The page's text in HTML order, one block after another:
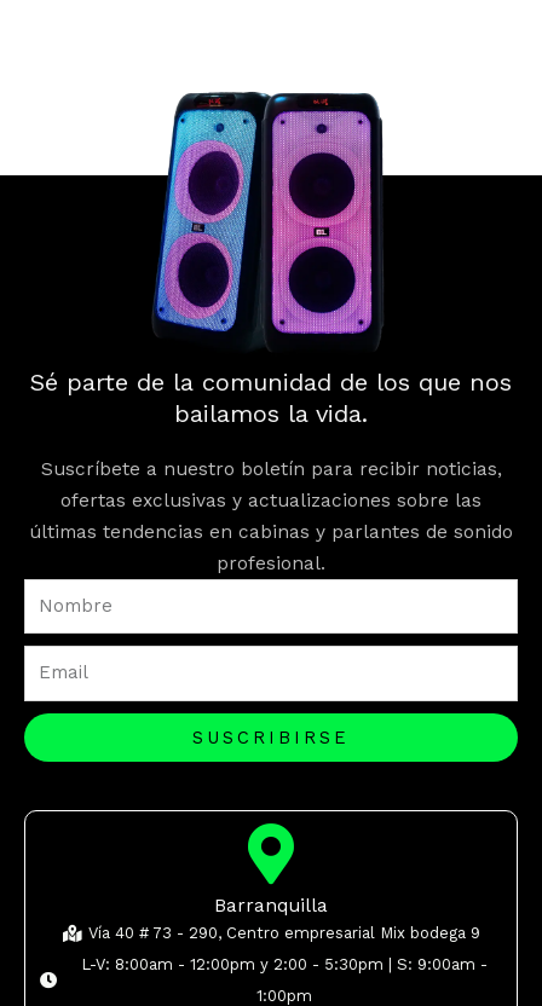
Sé parte de la comunidad de los que nos
bailamos la vida.
Suscríbete a nuestro boletín para recibir noticias,
ofertas exclusivas y actualizaciones sobre las
últimas tendencias en cabinas y parlantes de sonido
profesional.
SUSCRIBIRSE
Barranquilla
Vía 40 # 73 - 290, Centro empresarial Mix bodega 9
L-V: 8:00am - 12:00pm y 2:00 - 5:30pm | S: 9:00am -
1:00pm